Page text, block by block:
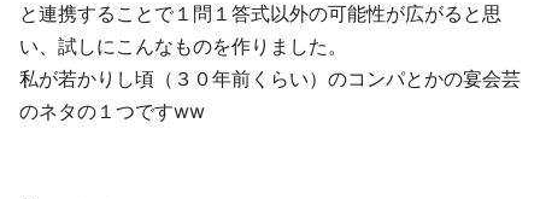
と連携することで１問１答式以外の可能性が広がると思
い、試しにこんなものを作りました。
私が若かりし頃（３０年前くらい）のコンパとかの宴会芸
のネタの１つですww